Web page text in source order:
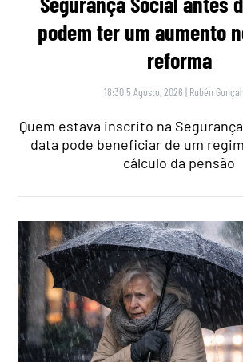
podem ter um aumento
reforma
18:30 5 Agosto, 2026 | Rubén
Quem estava inscrito na
data pode beneficiar de um
cálculo da pensão